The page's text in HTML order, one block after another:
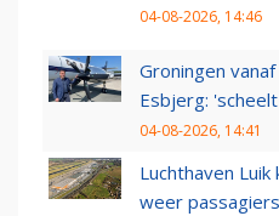
04-08-2026, 14:46
Groningen
Esbjerg:
04-08-2026, 14:41
Luchthaven
weer